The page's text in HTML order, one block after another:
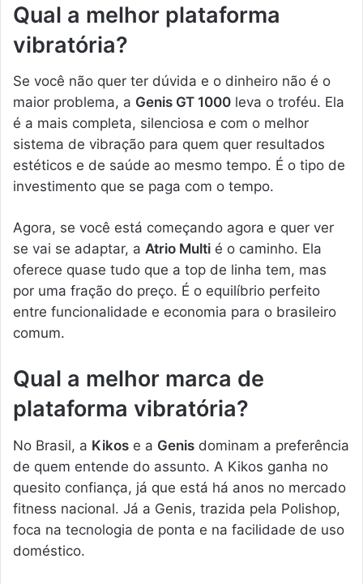
Qual a melhor plataforma
vibratória?
Se você não quer ter dúvida e o dinheiro não é o
maior problema, a Genis GT 1000 leva o troféu. Ela
é a mais completa, silenciosa e com o melhor
sistema de vibração para quem quer resultados
estéticos e de saúde ao mesmo tempo. É o tipo de
investimento que se paga com o tempo.
Agora, se você está começando agora e quer ver
se vai se adaptar, a Atrio Multi é o caminho. Ela
oferece quase tudo que a top de linha tem, mas
por uma fração do preço. É o equilíbrio perfeito
entre funcionalidade e economia para o brasileiro
comum.
Qual a melhor marca de
plataforma vibratória?
No Brasil, a Kikos e a Genis dominam a preferência
de quem entende do assunto. A Kikos ganha no
quesito confiança, já que está há anos no mercado
fitness nacional. Já a Genis, trazida pela Polishop,
foca na tecnologia de ponta e na facilidade de uso
doméstico.